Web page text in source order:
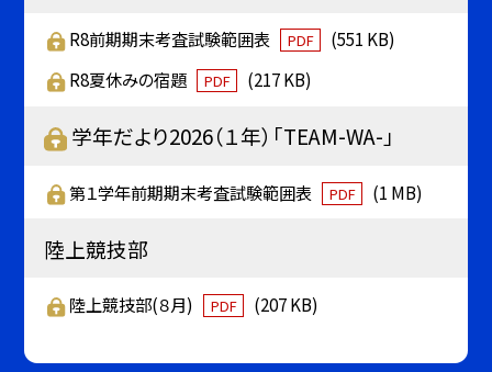
R8前期期末考査試験範囲表 PDF
(551 KB)
R8夏休みの宿題
PDF (217 KB)
学年だより2026（１年）「TEAM-WA-」
第１学年前期期末考査試験範囲表 PDF (1 MB)
陸上競技部
陸上競技部(８月) PDF (207 KB)